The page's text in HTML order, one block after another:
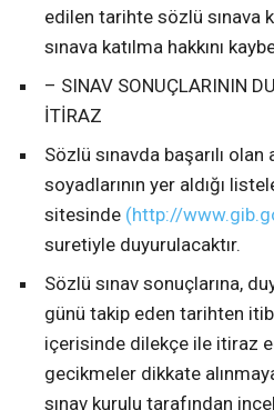
edilen tarihte sözlü sınava
sınava katılma hakkını
– SINAV SONUÇLARININ
İTİRAZ
Sözlü sınavda başarılı olan
soyadlarının yer aldığı
sitesinde (http://
suretiyle duyurulacaktır.
Sözlü sınav sonuçlarına,
günü takip eden tarihten
içerisinde dilekçe ile itiraz
gecikmeler dikkate
sınav kurulu tarafından